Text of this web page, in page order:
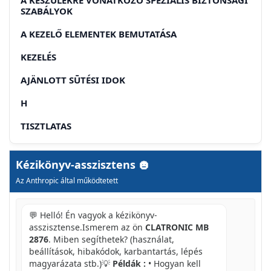
SZABÁLYOK
A KEZELŐ ELEMENTEK BEMUTATÁSA
KEZELÉS
AJÄNLOTT SŪTÉSI IDOK
H
TISZTLATAS
GARANCIA
A GARANCIALIS IDO UTAN
RUS
06UINE YKA3AHNNA NO TEXHNKE 6E3ONACHOCTN
CNEUHABHE TPE6OBAHN 6E3ONACHOCTN IJIA
3TORO 6BITOBORO NP6OPA
Kézikönyv-asszisztens
Az Anthropic által működtetett
💬 Helló! Én vagyok a kézikönyv-
asszisztense.Ismerem az ön CLATRONIC MB
2876. Miben segíthetek? (használat,
beállítások, hibakódok, karbantartás, lépés
magyarázata stb.)💡 Példák : • Hogyan kell